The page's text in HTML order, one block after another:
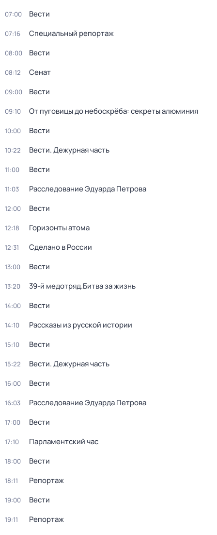
07:00 Вести
07:16 Специальный репортаж
08:00 Вести
08:12 Сенат
09:00 Вести
09:10 От пуговицы до небоскрёба: секреты алюминия
10:00 Вести
10:22 Вести. Дежурная часть
11:00 Вести
11:03 Расследование Эдуарда Петрова
12:00 Вести
12:18 Горизонты атома
12:31 Сделано в России
13:00 Вести
13:20 39-й медотряд.Битва за жизнь
14:00 Вести
14:10 Рассказы из русской истории
15:10 Вести
15:22 Вести. Дежурная часть
16:00 Вести
16:03 Расследование Эдуарда Петрова
17:00 Вести
17:10 Парламентский час
18:00 Вести
18:11 Репортаж
19:00 Вести
19:11 Репортаж